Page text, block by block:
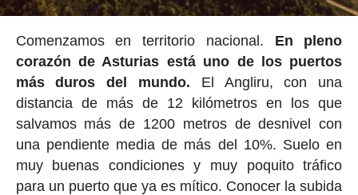
Comenzamos en territorio nacional. En pleno
corazón de Asturias está uno de los puertos
más duros del mundo. El Angliru, con una
distancia de más de 12 kilómetros en los que
salvamos más de 1200 metros de desnivel con
una pendiente media de más del 10%. Suelo en
muy buenas condiciones y muy poquito tráfico
para un puerto que ya es mítico. Conocer la subida